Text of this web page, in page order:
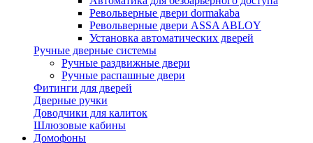
Револьверные двери dormakaba
Револьверные двери ASSA ABLOY
Установка автоматических дверей
Ручные дверные системы
Ручные раздвижные двери
Ручные распашные двери
Фитинги для дверей
Дверные ручки
Доводчики для калиток
Шлюзовые кабины
Домофоны